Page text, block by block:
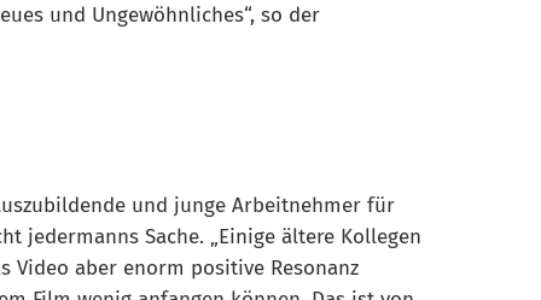
und Ungewöhnliches“, so der
und junge Arbeitnehmer für
jedermanns Sache. „Einige ältere Kollegen
Video aber enorm positive Resonanz